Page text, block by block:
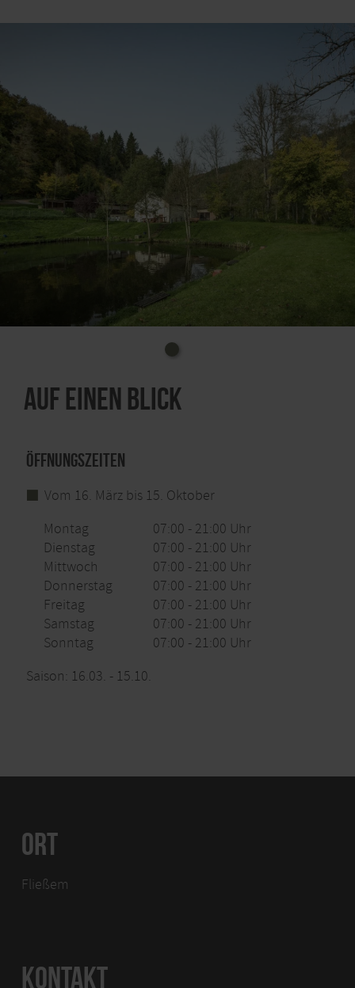
Auf einen Blick
Öffnungszeiten
Vom 16. März bis 15. Oktober
Montag
07:00 - 21:00 Uhr
Dienstag
07:00 - 21:00 Uhr
Mittwoch
07:00 - 21:00 Uhr
Donnerstag
07:00 - 21:00 Uhr
Freitag
07:00 - 21:00 Uhr
Samstag
07:00 - 21:00 Uhr
Sonntag
07:00 - 21:00 Uhr
Saison: 16.03. - 15.10.
ORT
Fließem
KONTAKT